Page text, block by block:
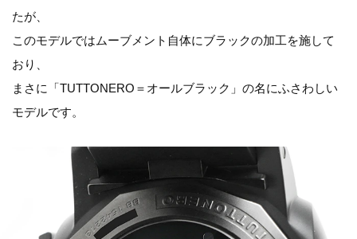
たが、
このモデルではムーブメント自体にブラックの加工を施して
おり、
まさに「TUTTONERO＝オールブラック」の名にふさわしい
モデルです。